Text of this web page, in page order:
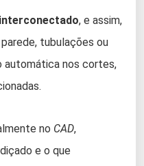
interconectado, e assim,
tubulações ou
automática nos cortes,
no CAD,
e o que